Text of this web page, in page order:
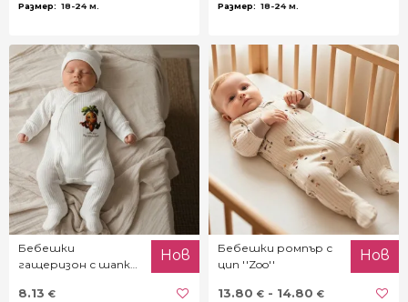
18-24 м. 18-24 м.
Бебешки
гащеризон с шапка
Нов
8.13 €
Бебешки ромпър с
цип ''Zoo''
Нов
13.80 € - 14.80 €